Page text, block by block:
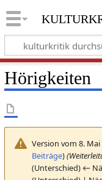
Hörigkeiten
Version vom 8. Mai
Beiträge)
(Unterschied) ←